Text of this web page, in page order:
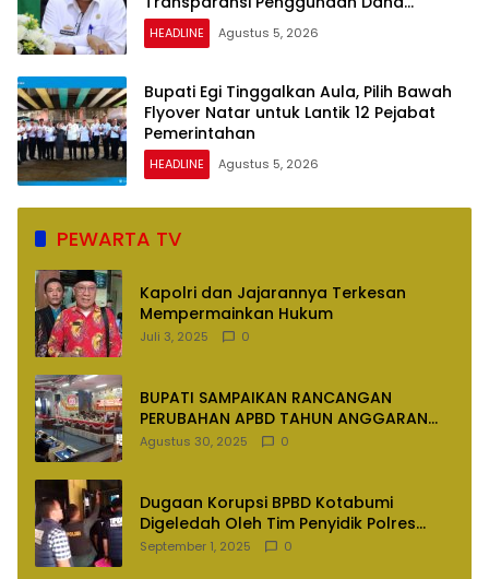
Dipertanyakan
HEADLINE Agustus 5, 2026
Bupati Egi Tinggalkan Aula, Pilih Bawah
Flyover Natar untuk Lantik 12 Pejabat
Pemerintahan
HEADLINE Agustus 5, 2026
PEWARTA TV
Kapolri dan Jajarannya Terkesan
Mempermainkan Hukum
Juli 3, 2025 0
BUPATI SAMPAIKAN RANCANGAN
PERUBAHAN APBD TAHUN ANGGARAN
2025
Agustus 30, 2025 0
Dugaan Korupsi BPBD Kotabumi
Digeledah Oleh Tim Penyidik Polres
Lampung Utara
September 1, 2025 0